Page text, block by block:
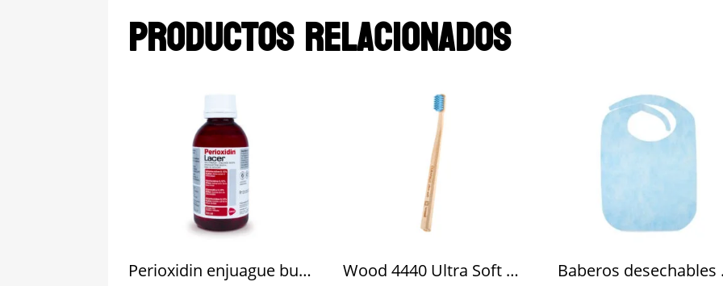
Productos relacionados
Perioxidin enjuague bucal con clorhexidina Lacer Wood 4440 Ultra Soft cepillo dental de madera Curaprox